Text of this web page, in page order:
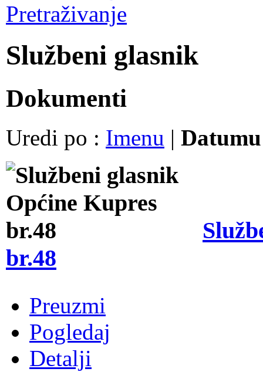
Pretraživanje
Službeni glasnik
Dokumenti
Uredi po : Imenu |
br.48
Preuzmi
Pogledaj
Detalji